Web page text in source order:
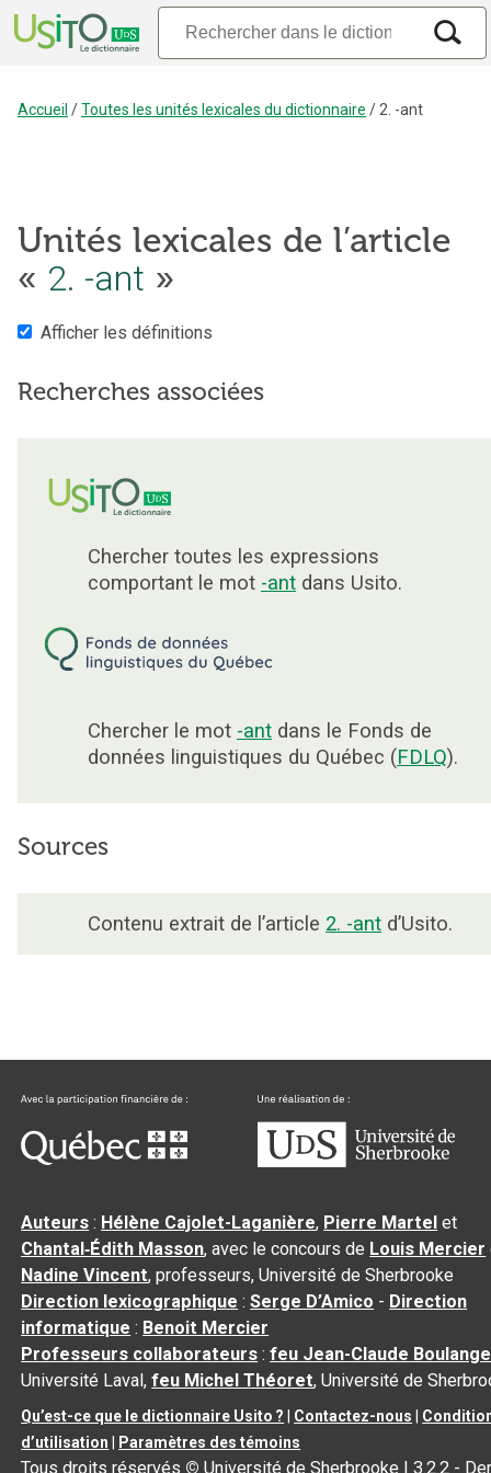
Accueil /Toutes les unités lexicales du dictionnaire / 2. -ant
Unités lexicales de l’article
« 2. -ant »
Afficher les définitions
Recherches associées
Chercher toutes les expressions
comportant le mot -ant dans Usito.
Chercher le mot -ant dans le Fonds de
données linguistiques du Québec (FDLQ).
Sources
Contenu extrait de l’article 2. -ant d’Usito.
Auteurs : Hélène Cajolet-Laganière, Pierre Martel et
Chantal‑Édith Masson, avec le concours de Louis Mercier
Nadine Vincent, professeurs, Université de Sherbrooke
Direction lexicographique :Serge D’Amico - Direction
informatique : Benoit Mercier
Professeurs collaborateurs :feu Jean-Claude
Université Laval,feu Michel Théoret, Université de
Qu’est-ce que le dictionnaire Usito ? Contactez-nous
d’utilisation
Paramètres des témoins
Tous droits réservés © Université de Sherbrooke |3.2.2 -